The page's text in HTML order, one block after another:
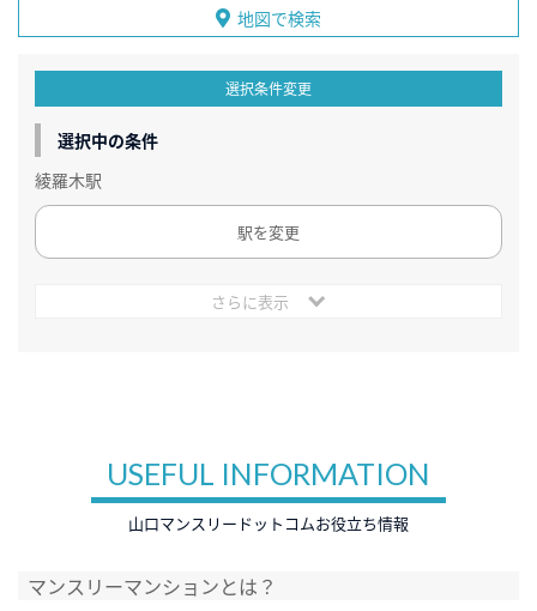
地図で検索
選択条件変更
選択中の条件
綾羅木駅
駅を変更
さらに表示
USEFUL INFORMATION
山口マンスリードットコムお役立ち情報
マンスリーマンションとは？